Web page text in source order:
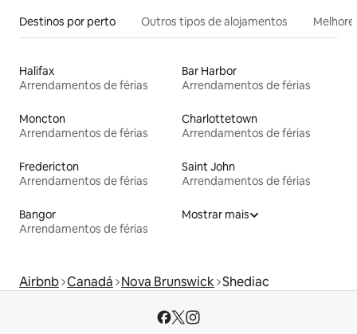
Destinos por perto Outros tipos de alojamentos
Halifax
Arrendamentos de férias
Bar Harbor
Arrendamentos de férias
Moncton
Arrendamentos de férias
Charlottetown
Arrendamentos de férias
Fredericton
Arrendamentos de férias
Saint John
Arrendamentos de férias
Bangor
Arrendamentos de férias
Mostrar mais
Airbnb Canadá Nova Brunswick Shediac